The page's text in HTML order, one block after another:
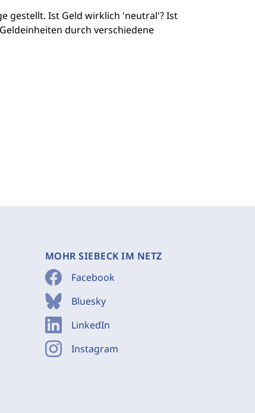
gestellt. Ist Geld wirklich 'neutral'? Ist
durch verschiedene
MOHR SIEBECK IM NETZ
Facebook
Bluesky
LinkedIn
Instagram